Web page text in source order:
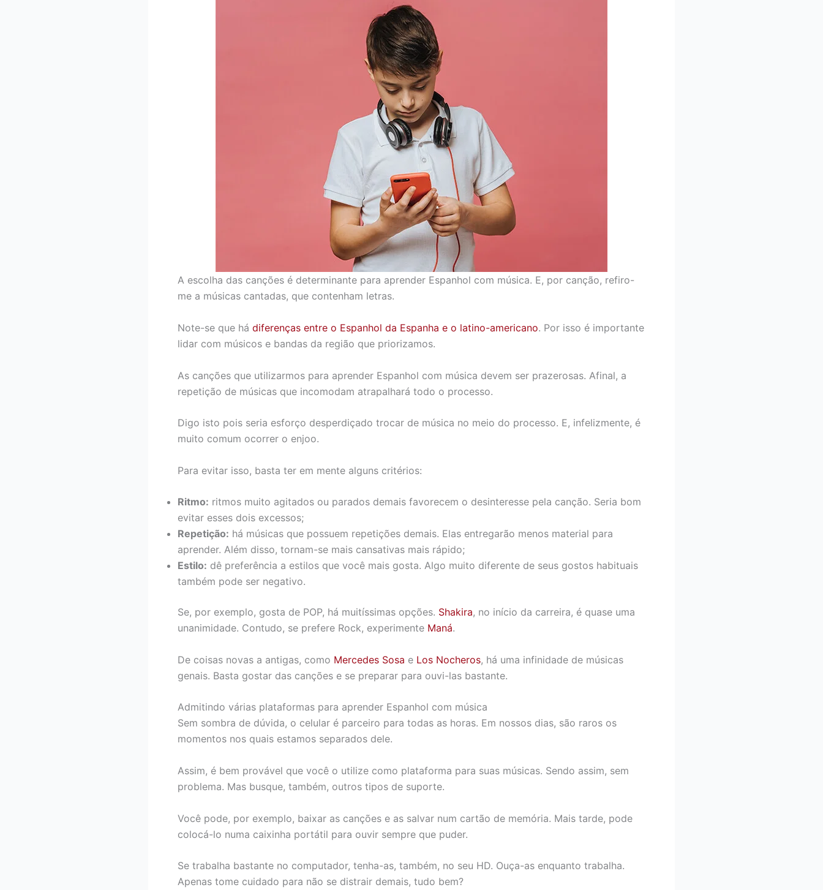
A escolha das canções é determinante para aprender Espanhol com música. E, por canção, refiro-
me a músicas cantadas, que contenham letras.
Note-se que há diferenças entre o Espanhol da Espanha e o latino-americano. Por isso é importante
lidar com músicos e bandas da região que priorizamos.
As canções que utilizarmos para aprender Espanhol com música devem ser prazerosas. Afinal, a
repetição de músicas que incomodam atrapalhará todo o processo.
Digo isto pois seria esforço desperdiçado trocar de música no meio do processo. E, infelizmente, é
muito comum ocorrer o enjoo.
Para evitar isso, basta ter em mente alguns critérios:
Ritmo: ritmos muito agitados ou parados demais favorecem o desinteresse pela canção. Seria bom
evitar esses dois excessos;
Repetição: há músicas que possuem repetições demais. Elas entregarão menos material para
aprender. Além disso, tornam-se mais cansativas mais rápido;
Estilo: dê preferência a estilos que você mais gosta. Algo muito diferente de seus gostos habituais
também pode ser negativo.
Se, por exemplo, gosta de POP, há muitíssimas opções. Shakira, no início da carreira, é quase uma
unanimidade. Contudo, se prefere Rock, experimente Maná.
De coisas novas a antigas, como Mercedes Sosa e Los Nocheros, há uma infinidade de músicas
genais. Basta gostar das canções e se preparar para ouvi-las bastante.
Admitindo várias plataformas para aprender Espanhol com música
Sem sombra de dúvida, o celular é parceiro para todas as horas. Em nossos dias, são raros os
momentos nos quais estamos separados dele.
Assim, é bem provável que você o utilize como plataforma para suas músicas. Sendo assim, sem
problema. Mas busque, também, outros tipos de suporte.
Você pode, por exemplo, baixar as canções e as salvar num cartão de memória. Mais tarde, pode
colocá-lo numa caixinha portátil para ouvir sempre que puder.
Se trabalha bastante no computador, tenha-as, também, no seu HD. Ouça-as enquanto trabalha.
Apenas tome cuidado para não se distrair demais, tudo bem?